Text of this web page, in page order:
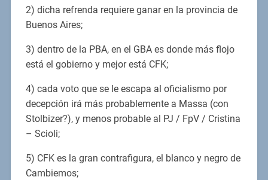
2) dicha refrenda requiere ganar en la provincia de
Buenos Aires;
3) dentro de la PBA, en el GBA es donde más flojo
está el gobierno y mejor está CFK;
4) cada voto que se le escapa al oficialismo por
decepción irá más probablemente a Massa (con
Stolbizer?), y menos probable al PJ / FpV / Cristina
– Scioli;
5) CFK es la gran contrafigura, el blanco y negro de
Cambiemos;